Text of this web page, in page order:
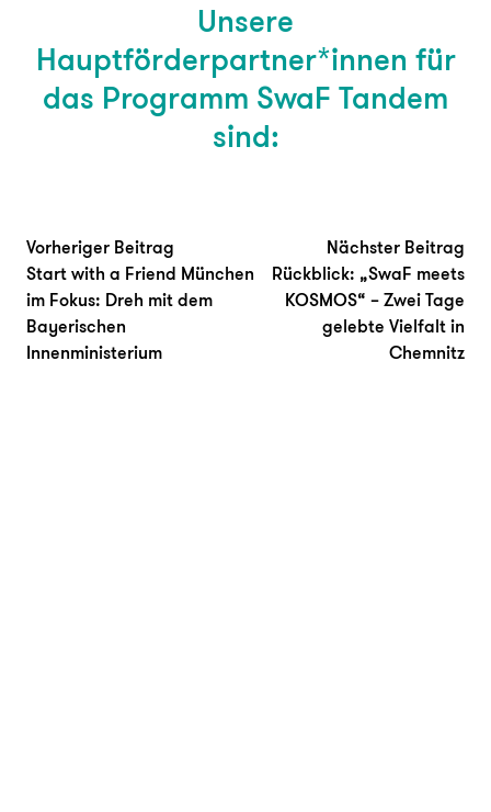
Unsere
Hauptförderpartner*innen für
das Programm SwaF Tandem
sind:
Beitragsnavigation
Vorheriger Beitrag
Start with a Friend München
im Fokus: Dreh mit dem
Bayerischen
Innenministerium
Nächster Beitrag
Rückblick: „SwaF meets
KOSMOS“ – Zwei Tage
gelebte Vielfalt in
Chemnitz